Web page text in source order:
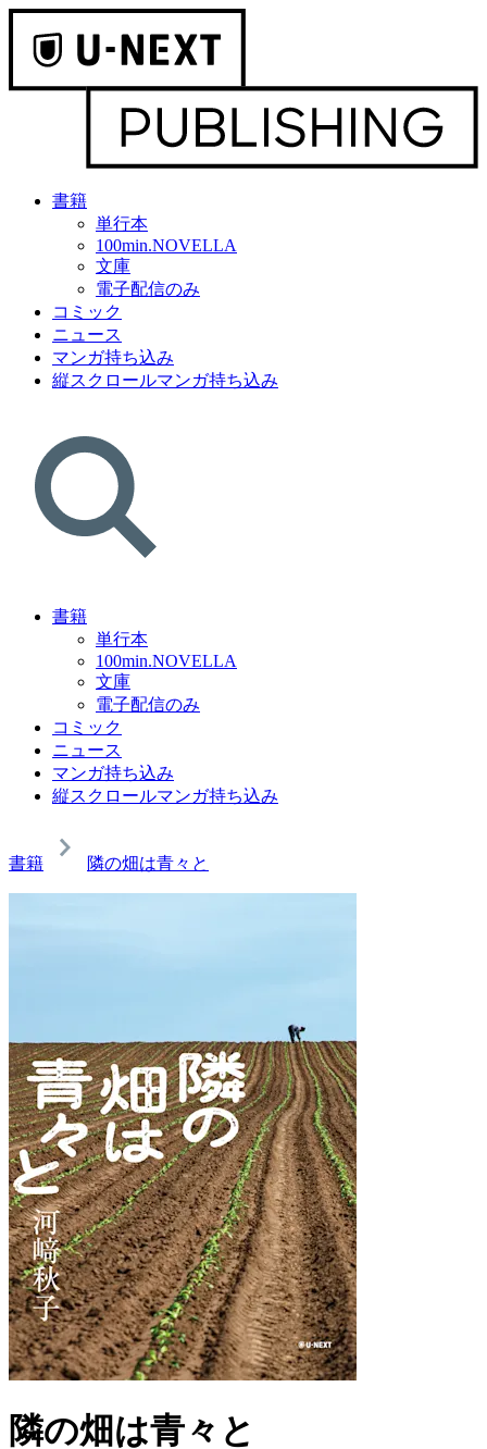
書籍
単行本
100min.NOVELLA
文庫
電子配信のみ
コミック
ニュース
マンガ持ち込み
縦スクロールマンガ持ち込み
書籍
単行本
100min.NOVELLA
文庫
電子配信のみ
コミック
ニュース
マンガ持ち込み
縦スクロールマンガ持ち込み
書籍 隣の畑は青々と
隣の畑は青々と